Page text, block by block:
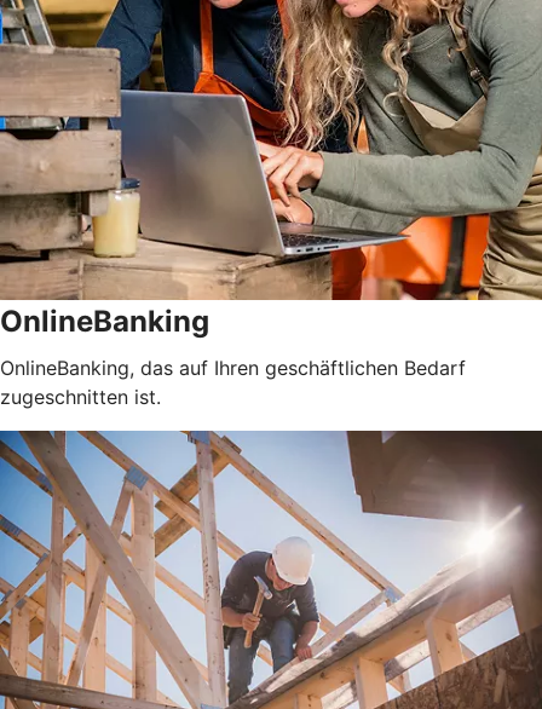
OnlineBanking
OnlineBanking, das auf Ihren geschäftlichen Bedarf
zugeschnitten ist.